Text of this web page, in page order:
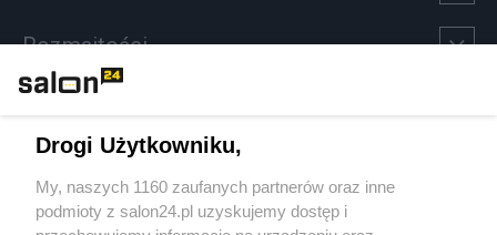
Rozmaitości
Sport
Społeczeństwo
Drogi Użytkowniku,
My, naszych 1160 zaufanych partnerów oraz inne
podmioty z salon24.pl uzyskujemy dostęp i